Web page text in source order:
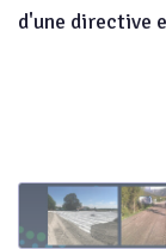
d'une directive